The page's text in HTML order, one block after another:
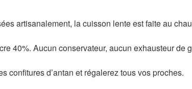
artisanalement, la cuisson lente est faite au
40%. Aucun conservateur, aucun exhausteur de
confitures d’antan et régalerez tous vos proches.